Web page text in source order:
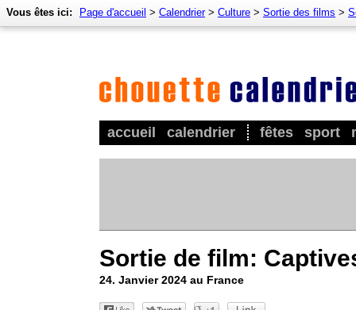
accueil calendrier fêtes sport
Vous êtes ici: Page d'accueil > Calendrier> Culture > Sortie des films >
Sortie de film:
24. Janvier 2024 au France